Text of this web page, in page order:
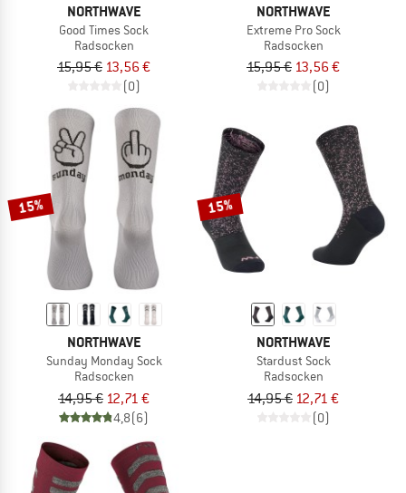
NORTHWAVE
Good Times Sock
Radsocken
15,95 € 13,56 €
(0)
NORTHWAVE
Extreme Pro Sock
Radsocken
15,95 € 13,56 €
(0)
15%
NORTHWAVE
Sunday Monday Sock
Radsocken
14,95 € 12,71 €
4,8(6)
15%
NORTHWAVE
Stardust Sock
Radsocken
14,95 € 12,71 €
(0)